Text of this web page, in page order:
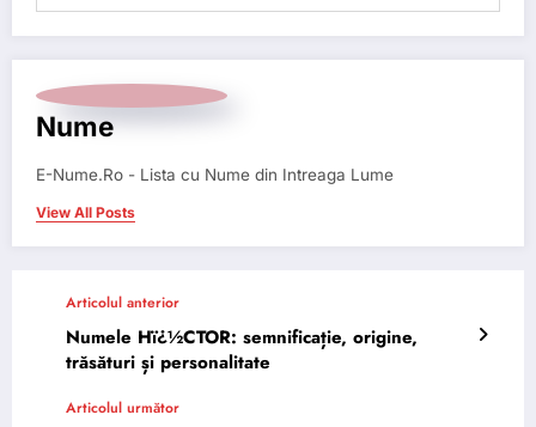
Nume
E-Nume.Ro - Lista cu Nume din Intreaga Lume
View All Posts
Articolul anterior
Numele Hï¿½CTOR: semnificație, origine,
trăsături și personalitate
Articolul următor